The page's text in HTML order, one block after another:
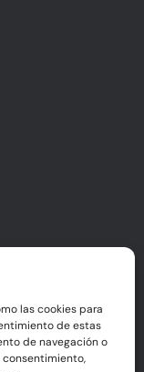
las cookies para
de estas
de navegación o
consentimiento,